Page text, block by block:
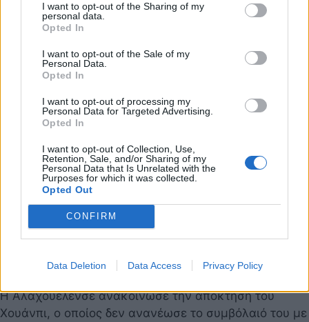
I want to opt-out of the Sharing of my
personal data.
Opted In
I want to opt-out of the Sale of my
Personal Data.
Opted In
I want to opt-out of processing my
Personal Data for Targeted Advertising.
Opted In
I want to opt-out of Collection, Use,
Retention, Sale, and/or Sharing of my
Personal Data that Is Unrelated with the
Purposes for which it was collected.
Opted Out
CONFIRM
Data Deletion Data Access Privacy Policy
Βόλος: Συνεχίζει την καριέρα του στην Κόστα
Η Αλαχουελένσε ανακοίνωσε την απόκτηση του
Χουάνπι, ο οποίος δεν ανανέωσε το συμβόλαιό του με